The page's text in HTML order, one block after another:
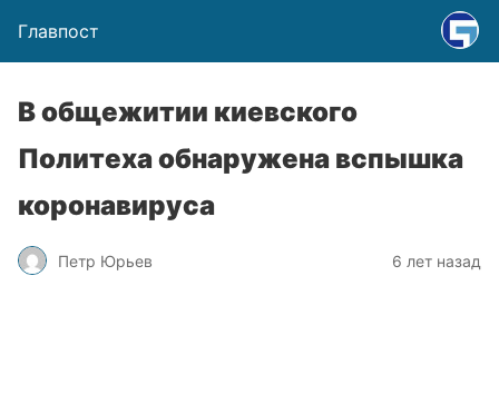
Главпост
В общежитии киевского
Политеха обнаружена вспышка
коронавируса
Петр Юрьев 6 лет назад